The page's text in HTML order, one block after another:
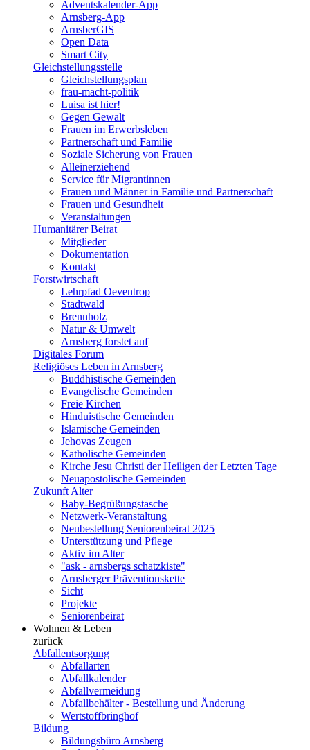
Adventskalender-App
Arnsberg-App
ArnsberGIS
Open Data
Smart City
Gleichstellungsstelle
Gleichstellungsplan
frau-macht-politik
Luisa ist hier!
Gegen Gewalt
Frauen im Erwerbsleben
Partnerschaft und Familie
Soziale Sicherung von Frauen
Alleinerziehend
Service für Migrantinnen
Frauen und Männer in Familie und Partnerschaft
Frauen und Gesundheit
Veranstaltungen
Humanitärer Beirat
Mitglieder
Dokumentation
Kontakt
Forstwirtschaft
Lehrpfad Oeventrop
Stadtwald
Brennholz
Natur & Umwelt
Arnsberg forstet auf
Digitales Forum
Religiöses Leben in Arnsberg
Buddhistische Gemeinden
Evangelische Gemeinden
Freie Kirchen
Hinduistische Gemeinden
Islamische Gemeinden
Jehovas Zeugen
Katholische Gemeinden
Kirche Jesu Christi der Heiligen der Letzten Tage
Neuapostolische Gemeinden
Zukunft Alter
Baby-Begrüßungstasche
Netzwerk-Veranstaltung
Neubestellung Seniorenbeirat 2025
Unterstützung und Pflege
Aktiv im Alter
"ask - arnsbergs schatzkiste"
Arnsberger Präventionskette
Sicht
Projekte
Seniorenbeirat
Wohnen & Leben
zurück
Abfallentsorgung
Abfallarten
Abfallkalender
Abfallvermeidung
Abfallbehälter - Bestellung und Änderung
Wertstoffbringhof
Bildung
Bildungsbüro Arnsberg